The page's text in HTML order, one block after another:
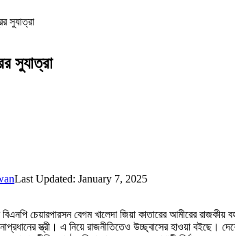
সুযাত্রা
সুযাত্রা
Last Updated: January 7, 2025
বিএনপি চেয়ারপারসন বেগম খালেদা জিয়া কাতারের আমীরের
স্ত্রী। এ নিয়ে রাজনীতিতেও উচ্ছ্বাসের হাওয়া বইছে।